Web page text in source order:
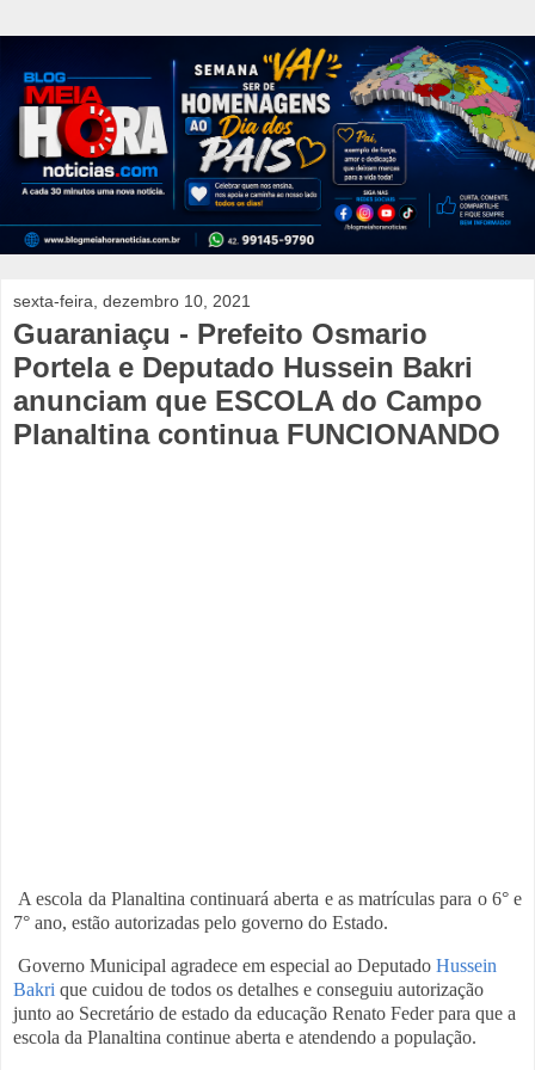
sexta-feira, dezembro 10, 2021
Guaraniaçu - Prefeito Osmario
Portela e Deputado Hussein Bakri
anunciam que ESCOLA do Campo
Planaltina continua FUNCIONANDO
A escola da Planaltina continuará aberta e as matrículas para o 6° e
7° ano, estão autorizadas pelo governo do Estado.
Governo Municipal agradece em especial ao Deputado Hussein
Bakri que cuidou de todos os detalhes e conseguiu autorização
junto ao Secretário de estado da educação Renato Feder para que a
escola da Planaltina continue aberta e atendendo a população.